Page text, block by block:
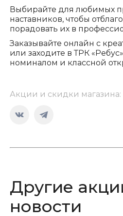
Выбирайте для любимых
наставников, чтобы
порадовать их в
Заказывайте онлайн с
или заходите в ТРК
номиналом и классной
Акции и скидки магазина:
Страница
открывается
окне
Страница
открывается
окне
Другие
новости